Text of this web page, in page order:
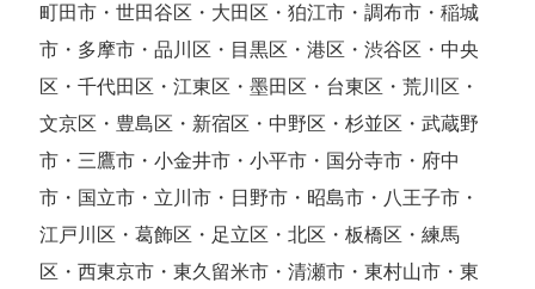
町田市・世田谷区・大田区・狛江市・調布市・稲城
市・多摩市・品川区・目黒区・港区・渋谷区・中央
区・千代田区・江東区・墨田区・台東区・荒川区・
文京区・豊島区・新宿区・中野区・杉並区・武蔵野
市・三鷹市・小金井市・小平市・国分寺市・府中
市・国立市・立川市・日野市・昭島市・八王子市・
江戸川区・葛飾区・足立区・北区・板橋区・練馬
区・西東京市・東久留米市・清瀬市・東村山市・東